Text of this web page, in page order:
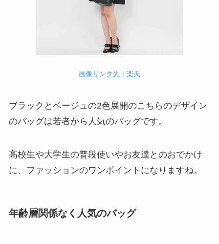
画像リンク先：楽天
ブラックとベージュの2色展開のこちらのデザイン
のバッグは若者から人気のバッグです。
高校生や大学生の普段使いやお友達とのおでかけ
に、ファッションのワンポイントになりますね。
年齢層関係なく人気のバッグ